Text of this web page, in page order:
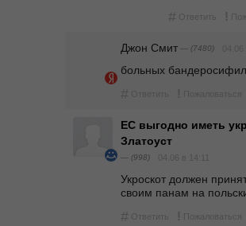
# Ответить !
Джон Смит — (7480)
больных
# Ответить ! Пожаловаться
ЕС выгодно иметь
Златоуст
— (998) 04.06 в 14:11
Укроскот должен
своим панам на
# Ответить ! Пожаловаться